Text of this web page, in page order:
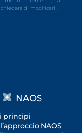
di modificarli,
NAOS
principi
NAOS